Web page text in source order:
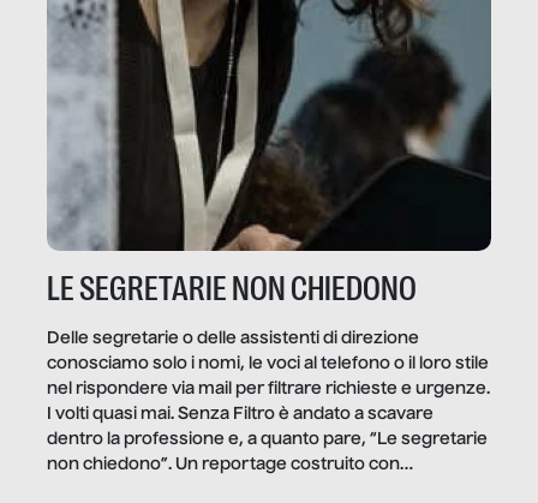
LE SEGRETARIE NON CHIEDONO
Delle segretarie o delle assistenti di direzione
conosciamo solo i nomi, le voci al telefono o il loro stile
nel rispondere via mail per filtrare richieste e urgenze.
I volti quasi mai. Senza Filtro è andato a scavare
dentro la professione e, a quanto pare, “Le segretarie
non chiedono”. Un reportage costruito con